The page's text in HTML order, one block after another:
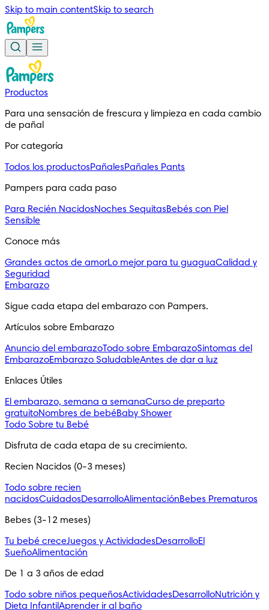
Skip to main contentSkip to search
Productos
Para una sensación de frescura y limpieza en cada cambio
de pañal
Por categoría
Todos los productosPañalesPañales Pants
Pampers para cada paso
Para Recién NacidosNoches SequitasBebés con Piel
Sensible
Conoce más
Grandes actos de amorLo mejor para tu guaguaCalidad y
Seguridad
Embarazo
Sigue cada etapa del embarazo con Pampers.
Artículos sobre Embarazo
Anuncio del embarazoTodo sobre EmbarazoSintomas del
EmbarazoEmbarazo SaludableAntes de dar a luz
Enlaces Útiles
El embarazo, semana a semanaCurso de preparto
gratuitoNombres de bebéBaby Shower
Todo Sobre tu Bebé
Disfruta de cada etapa de su crecimiento.
Recien Nacidos (0-3 meses)
Todo sobre recien
nacidosCuidadosDesarrolloAlimentaciónBebes Prematuros
Bebes (3-12 meses)
Tu bebé creceJuegos y ActividadesDesarrolloEl
SueñoAlimentación
De 1 a 3 años de edad
Todo sobre niños pequeñosActividadesDesarrolloNutrición y
Dieta InfantilAprender ir al baño